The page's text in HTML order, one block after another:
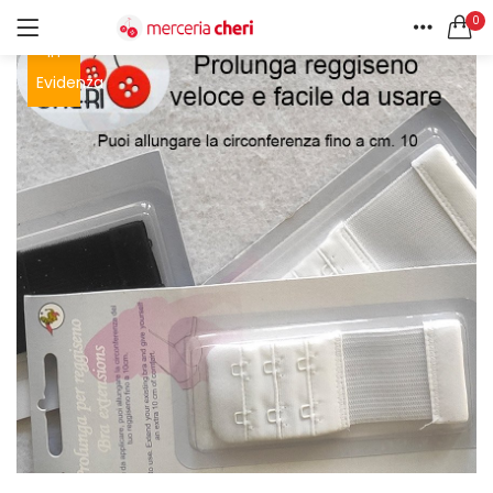
0
HOME
ACCOUNT
ACCEDI REGISTRATI
Ricordami
Password dimenticata?
CERCA IN:
Tutte le categorie
Accessori Design (56)
Accessori merceria (94)
Cesti portalavoro (8)
Aghi e spilli (24)
Applicazioni (26)
Borse (6)
Bottoni Vintage (204)
Lotti di Bottoni vintage (27)
Bottoni/alamari/automatici (46)
Alamari (5)
Calze collant donna (24)
Cappelli (16)
In
Evidenza